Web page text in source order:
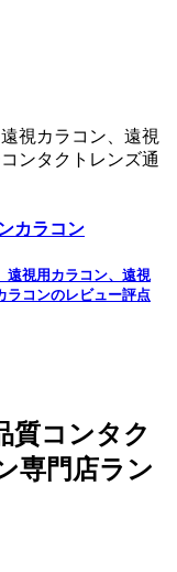
視カラコン、遠視
ンタクトレンズ通
カラコン
遠視用カラコン、遠視
ラコンのレビュー評点
質コンタク
専門店ラン